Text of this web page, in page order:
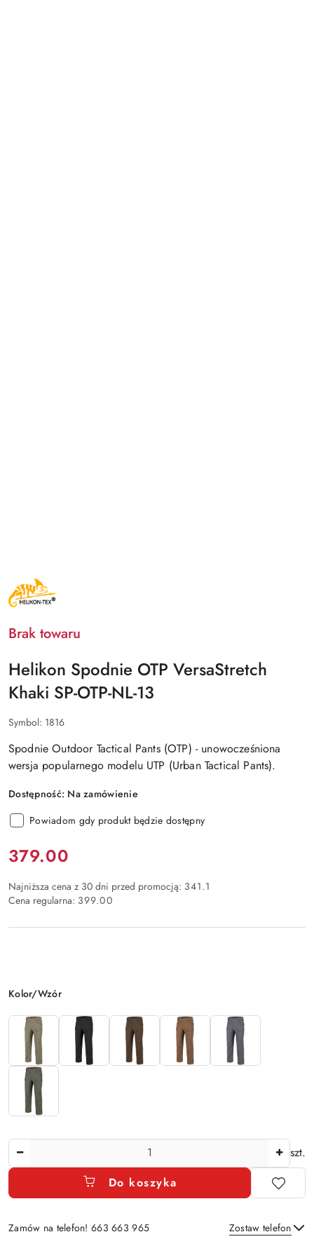
NAZWA
PRODUCENTA:
HELIKON
Brak towaru
Helikon Spodnie OTP VersaStretch
Khaki SP-OTP-NL-13
Symbol: 1816
Spodnie Outdoor Tactical Pants (OTP) - unowocześniona
wersja popularnego modelu UTP (Urban Tactical Pants).
Dostępność: Na zamówienie
Powiadom gdy produkt będzie dostępny
Cena:
379.00
Najniższa cena z 30 dni przed promocją: 341.1
Cena regularna: 399.00
Wariant
Kolor/Wzór
szt.
Do koszyka
Zamów na telefon! 663 663 965 Zostaw telefon